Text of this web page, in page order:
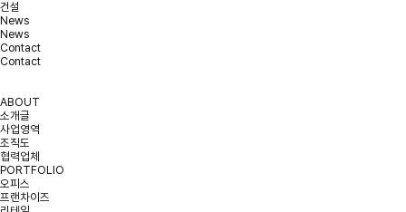
건설
News
News
Contact
Contact
ABOUT
소개글
사업영역
조직도
협력업체
PORTFOLIO
오피스
프랜차이즈